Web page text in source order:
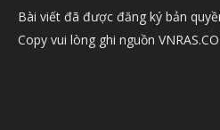
Bài viết đã được đăng ký bản
Copy vui lòng ghi nguồn